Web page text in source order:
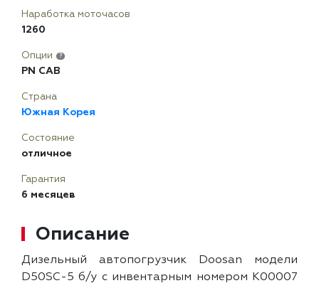
Наработка моточасов
1260
Опции ?
PN CAB
Страна
Южная Корея
Состояние
отличное
Гарантия
6 месяцев
Описание
Дизельный автопогрузчик Doosan модели
D50SC-5 б/у с инвентарным номером K00007